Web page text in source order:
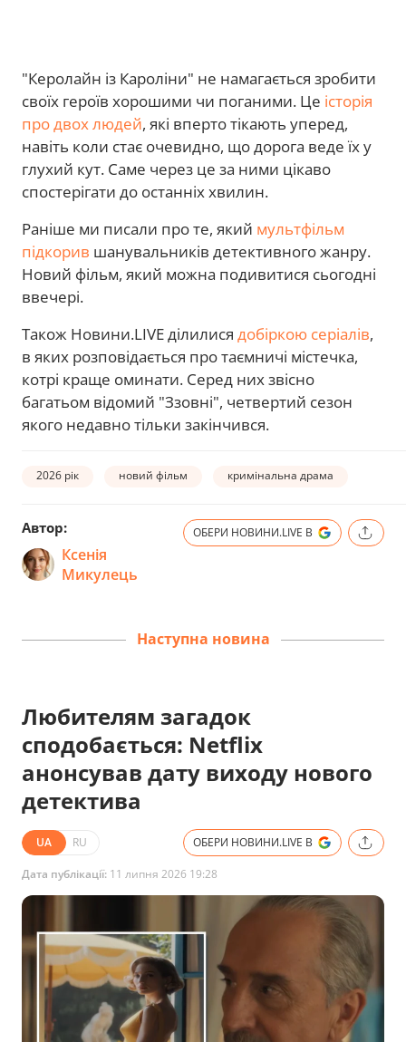
"Керолайн із Кароліни" не намагається зробити
своїх героїв хорошими чи поганими. Це історія
про двох людей, які вперто тікають уперед,
навіть коли стає очевидно, що дорога веде їх у
глухий кут. Саме через це за ними цікаво
спостерігати до останніх хвилин.
Раніше ми писали про те, який мультфільм
підкорив шанувальників детективного жанру.
Новий фільм, який можна подивитися сьогодні
ввечері.
Також Новини.LIVE ділилися добіркою серіалів,
в яких розповідається про таємничі містечка,
котрі краще оминати. Серед них звісно
багатьом відомий "Ззовні", четвертий сезон
якого недавно тільки закінчився.
2026 рік новий фільм кримінальна драма
Автор:
Ксенія
Микулець
ОБЕРИ НОВИНИ.LIVE В
Наступна новина
Любителям загадок
сподобається: Netflix
анонсував дату виходу нового
детектива
UA RU ОБЕРИ НОВИНИ.LIVE В
Дата публікації: 11 липня 2026 19:28